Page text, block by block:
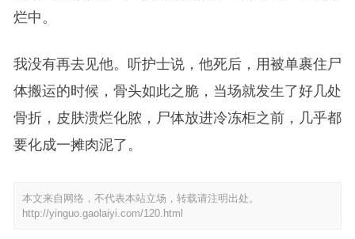
烂中。
我没有再去见他。听护士说，他死后，用被单裹住尸
体搬运的时候，骨头如此之脆，当场就发生了好几处
骨折，皮肤溃烂化脓，尸体放进冷冻柜之前，几乎都
要化成一摊肉泥了。
本文来自网络，不代表本站立场，转载请注明出处。
http://yinguo.gaolaiyi.com/120.html